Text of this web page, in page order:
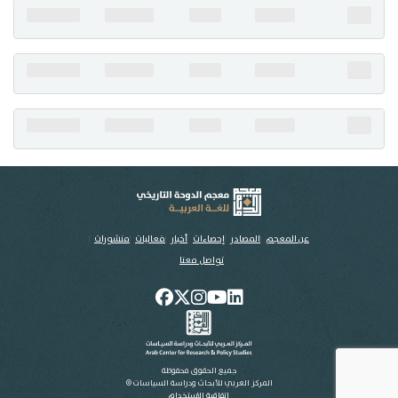
عن المعجم المصادر إحصاءات أخبار فعاليات منشورات
تواصل معنا
جميع الحقوق محفوظة
المركز العربي للأبحاث ودراسة السياسات ©